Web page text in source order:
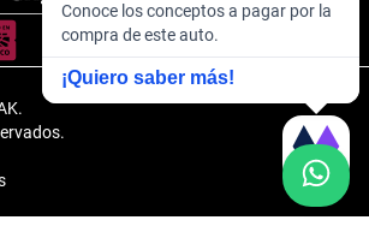
Conoce los conceptos a pagar por la
compra de este auto.
¡Quiero saber más!